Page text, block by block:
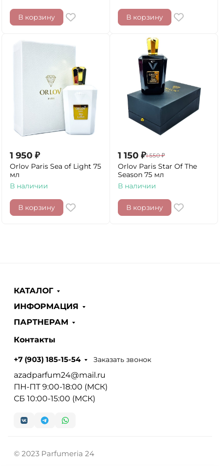
В корзину В корзину
1 950 ₽
Orlov Paris Sea of Light 75
мл
В наличии
В корзину
1 150 ₽1 550 ₽
Orlov Paris Star Of The
Season 75 мл
В наличии
В корзину
КАТАЛОГ
ИНФОРМАЦИЯ
ПАРТНЕРАМ
Контакты
+7 (903) 185-15-54 Заказать звонок
azadparfum24@mail.ru
ПН-ПТ 9:00-18:00 (МСК)
СБ 10:00-15:00 (МСК)
© 2023 Parfumeria 24